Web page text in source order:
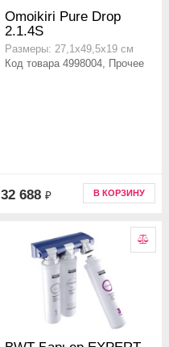
Omoikiri Pure Drop
2.1.4S
Размеры: 27,1х49,5х19 см
Код товара 4998004, Прочее
32 688 ₽ В КОРЗИНУ